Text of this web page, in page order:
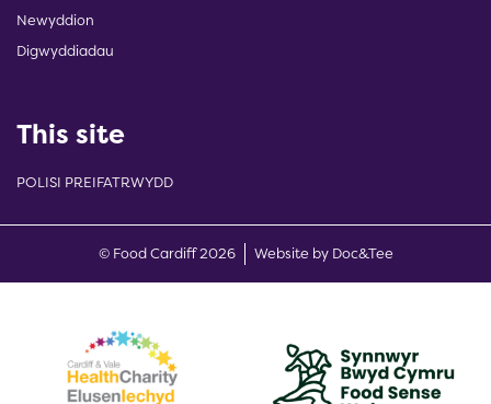
Newyddion
Digwyddiadau
This site
POLISI PREIFATRWYDD
© Food Cardiff 2026 Website by Doc&Tee(opens new